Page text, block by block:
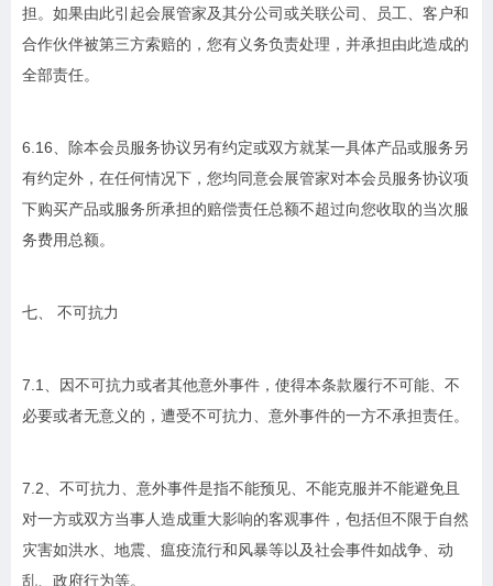
担。如果由此引起会展管家及其分公司或关联公司、员工、客户和
合作伙伴被第三方索赔的，您有义务负责处理，并承担由此造成的
全部责任。
6.16、除本会员服务协议另有约定或双方就某一具体产品或服务另
有约定外，在任何情况下，您均同意会展管家对本会员服务协议项
下购买产品或服务所承担的赔偿责任总额不超过向您收取的当次服
务费用总额。
七、 不可抗力
7.1、因不可抗力或者其他意外事件，使得本条款履行不可能、不
必要或者无意义的，遭受不可抗力、意外事件的一方不承担责任。
7.2、不可抗力、意外事件是指不能预见、不能克服并不能避免且
对一方或双方当事人造成重大影响的客观事件，包括但不限于自然
灾害如洪水、地震、瘟疫流行和风暴等以及社会事件如战争、动
乱、政府行为等。